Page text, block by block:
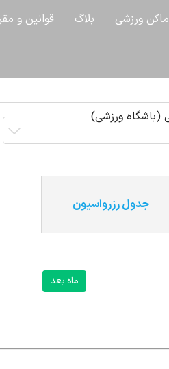
ورزشی بلاگ قوانین و
(باشگاه ورزشی)
جدول رزرواسیون
ماه بعد